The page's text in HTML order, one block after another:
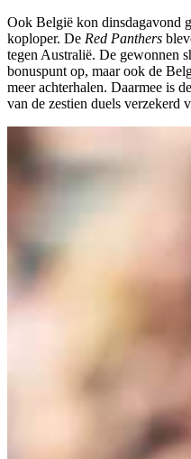
Ook België kon dinsdagavond
koploper. De Red Panthers
tegen Australië. De gewonnen
bonuspunt op, maar ook de
meer achterhalen. Daarmee is
van de zestien duels verzekerd